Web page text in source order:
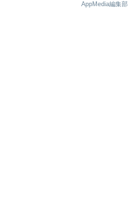
AppMedia編集部